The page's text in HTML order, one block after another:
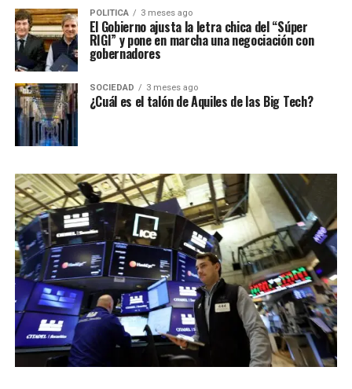
POLITICA 3 meses ago
El Gobierno ajusta la letra chica del “Súper
RIGI” y pone en marcha una negociación con
gobernadores
SOCIEDAD 3 meses ago
¿Cuál es el talón de Aquiles de las Big Tech?